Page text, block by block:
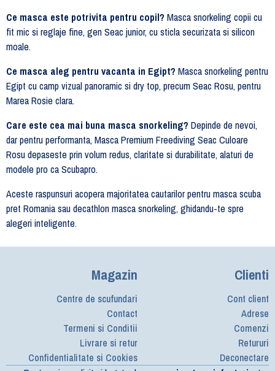
Ce masca este potrivita pentru copil? Masca snorkeling copii cu
fit mic si reglaje fine, gen Seac junior, cu sticla securizata si silicon
moale.
Ce masca aleg pentru vacanta in Egipt? Masca snorkeling pentru
Egipt cu camp vizual panoramic si dry top, precum Seac Rosu, pentru
Marea Rosie clara.
Care este cea mai buna masca snorkeling? Depinde de nevoi,
dar pentru performanta, Masca Premium Freediving Seac Culoare
Rosu depaseste prin volum redus, claritate si durabilitate, alaturi de
modele pro ca Scubapro.
Aceste raspunsuri acopera majoritatea cautarilor pentru masca scuba
pret Romania sau decathlon masca snorkeling, ghidandu-te spre
alegeri inteligente.
Magazin
Centre de scufundari
Contact
Termeni si Conditii
Livrare si retur
Confidentialitate si Cookies
Clienti
Cont client
Adrese
Comenzi
Retururi
Deconectare